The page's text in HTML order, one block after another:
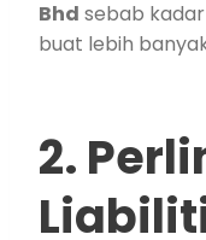
Bhd sebab
buat lebih
2.